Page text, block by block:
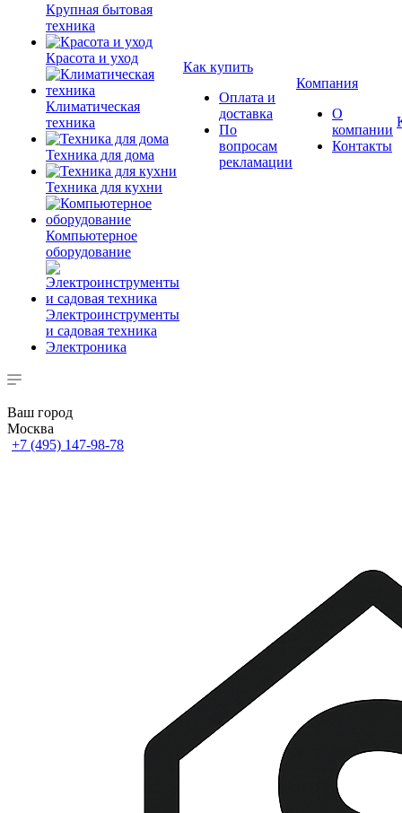
Крупная бытовая
техника
Красота и уход
Климатическая
техника
Техника для дома
Техника для кухни
Компьютерное
оборудование
Электроинструменты
и садовая техника
Электроника
Как купить
Оплата и
доставка
По
вопросам
рекламации
Компания
О
компании
Контакты
Ваш город
Москва
+7 (495) 147-98-78